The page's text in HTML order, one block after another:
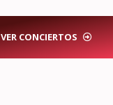
VER CONCIERTOS